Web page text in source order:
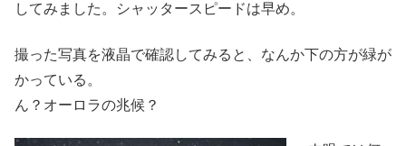
してみました。シャッタースピードは早め。
撮った写真を液晶で確認してみると、なんか下の方が緑が
かっている。
ん？オーロラの兆候？